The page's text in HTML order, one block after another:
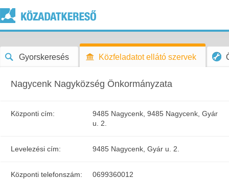
Gyorskeresés Közfeladatot ellátó szervek
Nagycenk Nagyközség Önkormányzata
Központi cím:
9485 Nagycenk, 9485 Nagycenk, Gyár
u. 2.
Levelezési cím: 9485 Nagycenk, Gyár u. 2.
Központi telefonszám: 0699360012